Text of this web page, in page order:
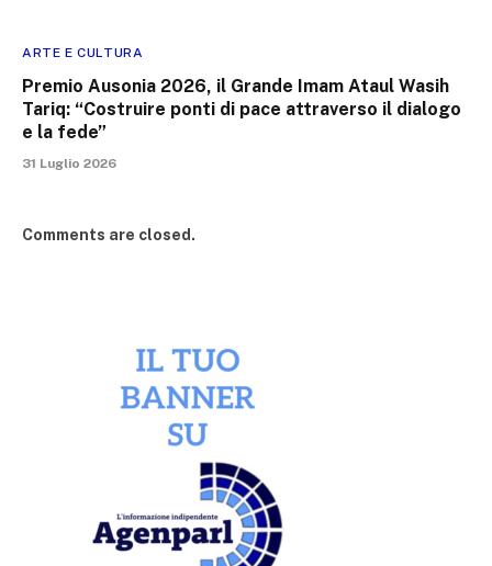
ARTE E CULTURA
Premio Ausonia 2026, il Grande Imam Ataul Wasih
Tariq: “Costruire ponti di pace attraverso il dialogo
e la fede”
31 Luglio 2026
Comments are closed.